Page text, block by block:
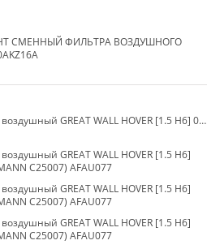
СМЕННЫЙ ФИЛЬТРА ВОЗДУШНОГО
Фильтр воздушный GREAT WALL HOVER [1.5 H6] 06.05- (MANN C25007) AFAU077
GREAT WALL HOVER [1.5 H6]
C25007) AFAU077
GREAT WALL HOVER [1.5 H6]
C25007) AFAU077
GREAT WALL HOVER [1.5 H6]
C25007) AFAU077